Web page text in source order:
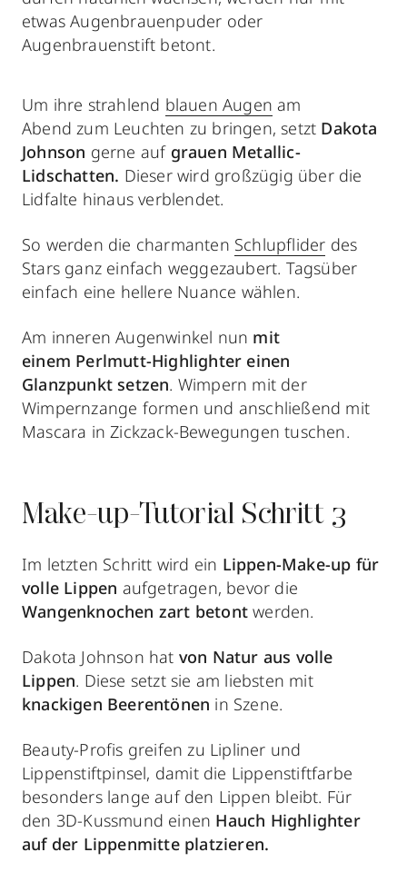
etwas Augenbrauenpuder oder
Augenbrauenstift betont.
Um ihre strahlend blauen Augen am
Abend zum Leuchten zu bringen, setzt Dakota
Johnson gerne auf grauen Metallic-
Lidschatten. Dieser wird großzügig über die
Lidfalte hinaus verblendet.
So werden die charmanten Schlupflider des
Stars ganz einfach weggezaubert. Tagsüber
einfach eine hellere Nuance wählen.
Am inneren Augenwinkel nun mit
einem Perlmutt-Highlighter einen
Glanzpunkt setzen. Wimpern mit der
Wimpernzange formen und anschließend mit
Mascara in Zickzack-Bewegungen tuschen.
Make-up-Tutorial Schritt 3
Im letzten Schritt wird ein Lippen-Make-up für
volle Lippen aufgetragen, bevor die
Wangenknochen zart betontwerden.
Dakota Johnson hat von Natur aus volle
Lippen. Diese setzt sie am liebsten mit
knackigen Beerentönen in Szene.
Beauty-Profis greifen zu Lipliner und
Lippenstiftpinsel, damit die Lippenstiftfarbe
besonders lange auf den Lippen bleibt. Für
den 3D-Kussmund einen Hauch Highlighter
auf der Lippenmitte platzieren.